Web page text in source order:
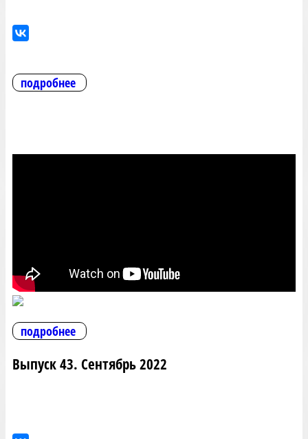
подробнее
подробнее
Выпуск 43. Сентябрь 2022